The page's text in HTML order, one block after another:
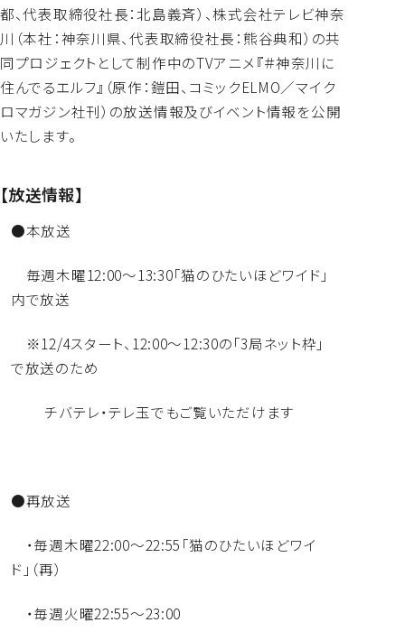
都、代表取締役社長：北島義斉）、株式会社テレビ神奈
川（本社：神奈川県、代表取締役社長：熊谷典和） の共
同プロジェクトとして制作中のTVアニメ『＃神奈川に
住んでるエルフ』（原作：鎧田、コミックELMO／マイク
ロマガジン社刊） の放送情報及びイベント情報を公開
いたします。
【放送情報】
●本放送
毎週木曜12:00～13:30「猫のひたいほどワイド」
内で放送
※12/4スタート、12:00～12:30の「3局ネット枠」
で放送のため
チバテレ・テレ玉でもご覧いただけます
●再放送
・毎週木曜22:00～22:55「猫のひたいほどワイ
ド」（再）
・毎週火曜22:55～23:00